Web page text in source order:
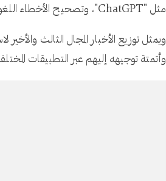
مثل "ChatGPT"، وتصحيح الأخطاء اللغوية، وكتابة الملخصات، والترجمة من لغات أخرى، وإنتاج الصور والصوت والفيديو.
ويمثل توزيع الأخبار المجال الثالث
وأتمتة توجيهه إليهم عبر التطبيقات